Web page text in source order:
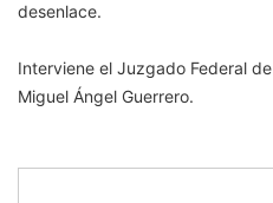
desenlace.
Interviene el Juzgado Federal
Miguel Ángel Guerrero.